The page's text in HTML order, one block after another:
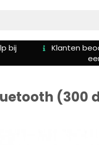
bij
Klanten
(300